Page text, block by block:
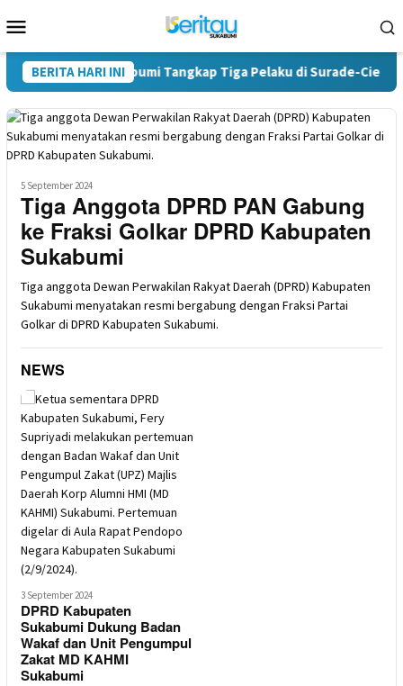
ke
Mobile
BERITA HARI INI
Polres Sukabumi Tangkap Tiga Pelaku di Surade-Ciemas
5 September 2024
Tiga Anggota DPRD PAN Gabung
ke Fraksi Golkar DPRD Kabupaten
Sukabumi
Tiga anggota Dewan Perwakilan Rakyat Daerah (DPRD) Kabupaten
Sukabumi menyatakan resmi bergabung dengan Fraksi Partai
Golkar di DPRD Kabupaten Sukabumi.
NEWS
3 September 2024
DPRD Kabupaten
Sukabumi Dukung Badan
Wakaf dan Unit Pengumpul
Zakat MD KAHMI
Sukabumi